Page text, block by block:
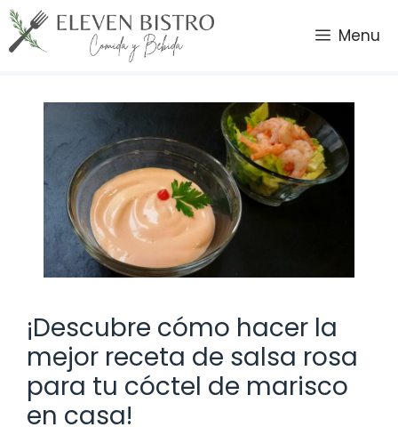
Saltar
al
contenido
Menu
¡Descubre cómo hacer la
mejor receta de salsa rosa
para tu cóctel de marisco
en casa!